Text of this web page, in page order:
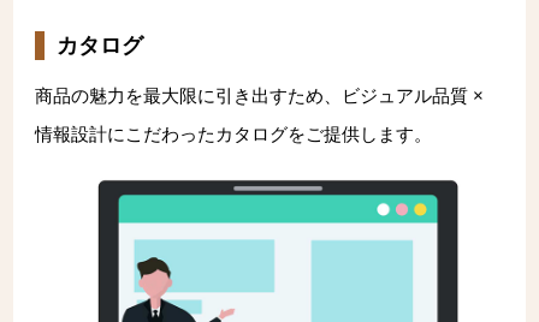
カタログ
商品の魅力を最大限に引き出すため、ビジュアル品質 ×
情報設計にこだわったカタログをご提供します。